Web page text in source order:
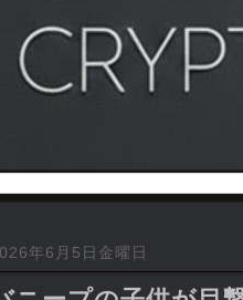
年6月5日金曜日